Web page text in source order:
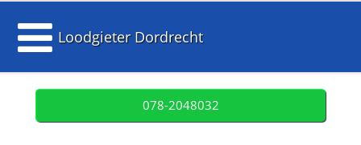
Loodgieter Dordrecht
078-2048032